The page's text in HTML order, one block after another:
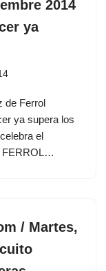
2014
ya
de Ferrol
ya supera los
el
FERROL…
/ Martes,